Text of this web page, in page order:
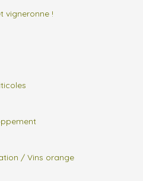
vigneronne !
/ Vins orange